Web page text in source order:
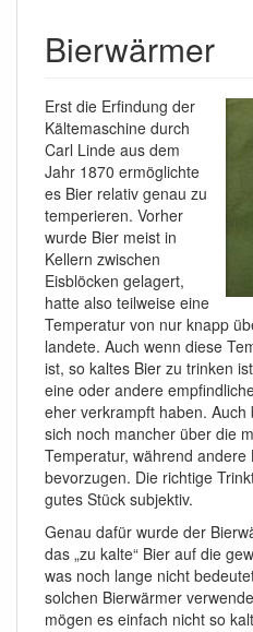
Bierwärmer
Erst die Erfindung der
Kältemaschine durch
Carl Linde aus dem
Jahr 1870 ermöglichte
es Bier relativ genau zu
temperieren. Vorher
wurde Bier meist in
Kellern zwischen
Eisblöcken gelagert,
hatte also teilweise eine
Temperatur von nur knapp
landete. Auch wenn diese
ist, so kaltes Bier zu trinken
eine oder andere
eher verkrampft haben. Auch
sich noch mancher über die
Temperatur, während andere
bevorzugen. Die richtige
gutes Stück subjektiv.
Genau dafür wurde der
das „zu kalte“ Bier auf die
was noch lange nicht
solchen Bierwärmer
mögen es einfach nicht so